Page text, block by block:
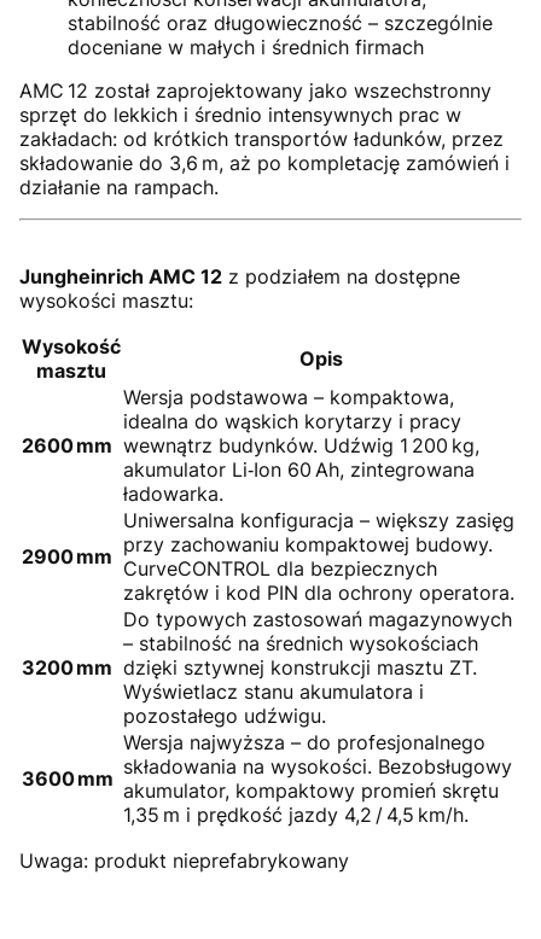
stabilność oraz długowieczność – szczególnie
doceniane w małych i średnich firmach
AMC 12 został zaprojektowany jako wszechstronny
sprzęt do lekkich i średnio intensywnych prac w
zakładach: od krótkich transportów ładunków, przez
składowanie do 3,6 m, aż po kompletację zamówień i
działanie na rampach.
Jungheinrich AMC 12 z podziałem na dostępne
wysokości masztu:
Wysokość
masztu
Opis
2600 mm
Wersja podstawowa – kompaktowa,
idealna do wąskich korytarzy i pracy
wewnątrz budynków. Udźwig 1 200 kg,
akumulator Li‑Ion 60 Ah, zintegrowana
ładowarka.
2900 mm
Uniwersalna konfiguracja – większy zasięg
przy zachowaniu kompaktowej budowy.
CurveCONTROL dla bezpiecznych
zakrętów i kod PIN dla ochrony operatora.
3200 mm
Do typowych zastosowań magazynowych
– stabilność na średnich wysokościach
dzięki sztywnej konstrukcji masztu ZT.
Wyświetlacz stanu akumulatora i
pozostałego udźwigu.
3600 mm
Wersja najwyższa – do profesjonalnego
składowania na wysokości. Bezobsługowy
akumulator, kompaktowy promień skrętu
1,35 m i prędkość jazdy 4,2 / 4,5 km/h.
Uwaga: produkt nieprefabrykowany